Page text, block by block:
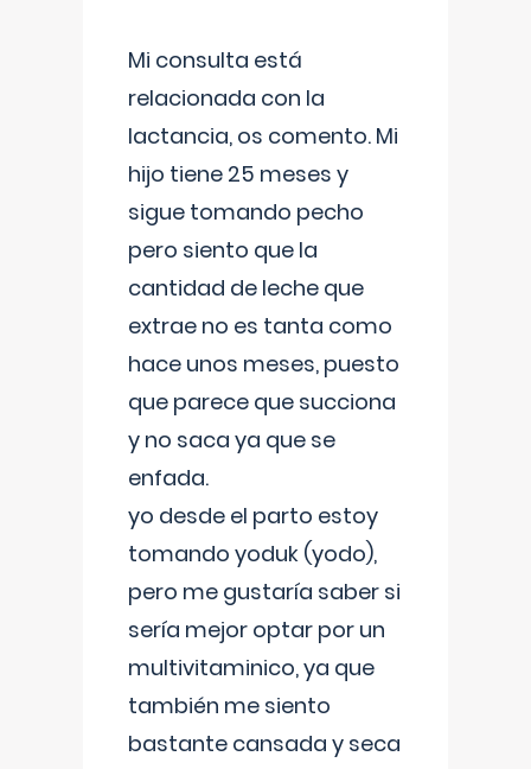
Mi consulta está
relacionada con la
lactancia, os comento. Mi
hijo tiene 25 meses y
sigue tomando pecho
pero siento que la
cantidad de leche que
extrae no es tanta como
hace unos meses, puesto
que parece que succiona
y no saca ya que se
enfada.
yo desde el parto estoy
tomando yoduk (yodo),
pero me gustaría saber si
sería mejor optar por un
multivitaminico, ya que
también me siento
bastante cansada y seca